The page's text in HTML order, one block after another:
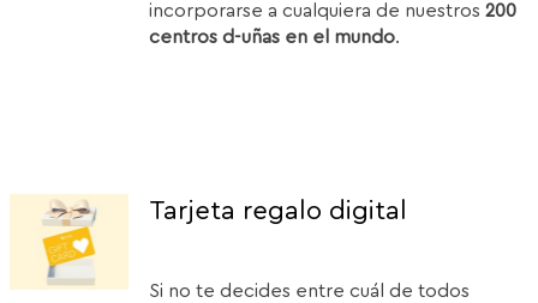
incorporarse a cualquiera de nuestros200
centros d-uñas en el mundo.
Tarjeta regalo digital
Si no te decides entre cuál de todos